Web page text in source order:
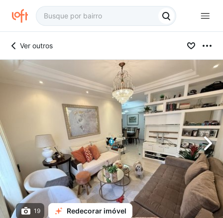
Ver outros
19 Redecorar imóvel